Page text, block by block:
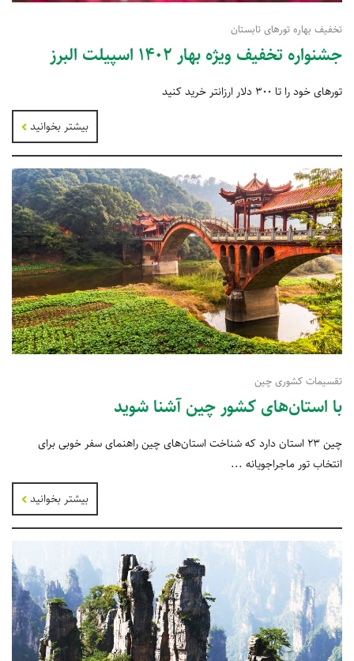
تخفیف بهاره تورهای تابستان
جشنواره تخفیف ویژه بهار 1402 اسپیلت البرز
تورهای خود را تا 300 دلار ارزانتر خرید کنید
بیشتر بخوانید
تقسیمات کشوری چین
با استان‌های کشور چین آشنا شوید
چین 23 استان دارد که شناخت استان‌های چین راهنمای سفر خوبی برای
انتخاب تور ماجراجویانه ...
بیشتر بخوانید